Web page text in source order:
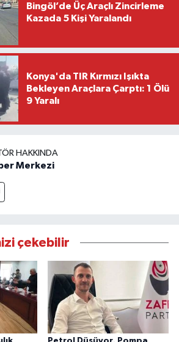
Bingöl’de Üç Araçlı Zincirleme
Kazada 5 Kişi Yaralandı
Konya'da TIR Kırmızı Işıkta
Bekleyen Araçlara Çarptı: 1 Ölü
9 Yaralı
HAKKINDA
Merkezi
çekebilir